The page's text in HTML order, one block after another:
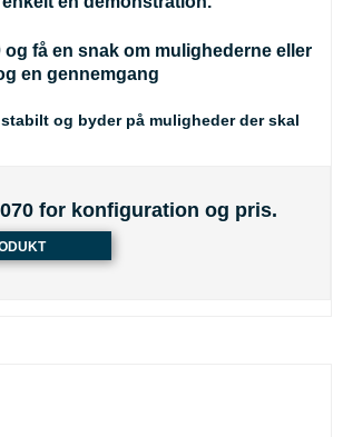
og få en snak om mulighederne eller
en gennemgang
og byder på muligheder der skal
for konfiguration og pris.